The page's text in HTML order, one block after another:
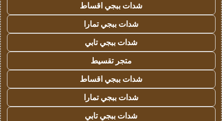
شدات ببجي اقساط
شدات ببجي تمارا
شدات ببجي تابي
متجر تقسيط
شدات ببجي اقساط
شدات ببجي تمارا
شدات ببجي تابي